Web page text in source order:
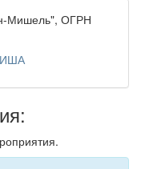
Мишель", ОГРН